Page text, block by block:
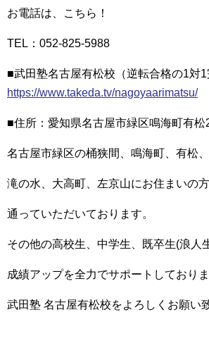
お電話は、こちら！
TEL：052-825-5988
■武田塾名古屋有松校（逆転合格の1対1
https://www.takeda.tv/nagoyaarimatsu/
■住所：愛知県名古屋市緑区鳴海町有松
名古屋市緑区の桶狭間、鳴海町、有松、
滝の水、大高町、左京山にお住まいの
通っていただいております。
その他の高校生、中学生、既卒生(浪人
成績アップを全力でサポートしておりま
武田塾 名古屋有松校をよろしくお願い